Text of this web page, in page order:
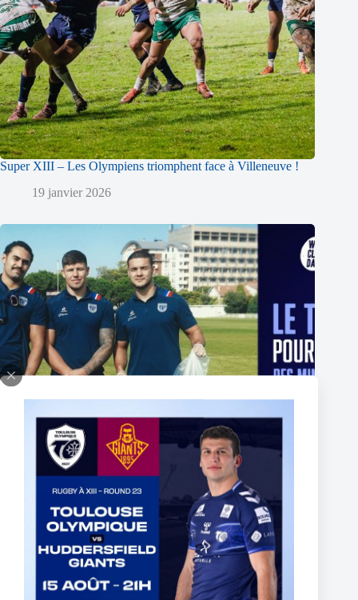
Super XIII – Les Olympiens triomphent face à Villeneuve !
19 janvier 2026
Le Toulouse Olympique participe pour la 3ᵉ année
consécutive au World Cleanup Day
10 septembre 2025